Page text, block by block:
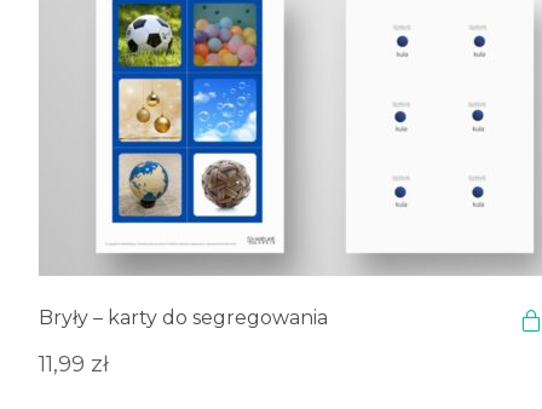
Bryły – karty do segregowania
11,99 zł